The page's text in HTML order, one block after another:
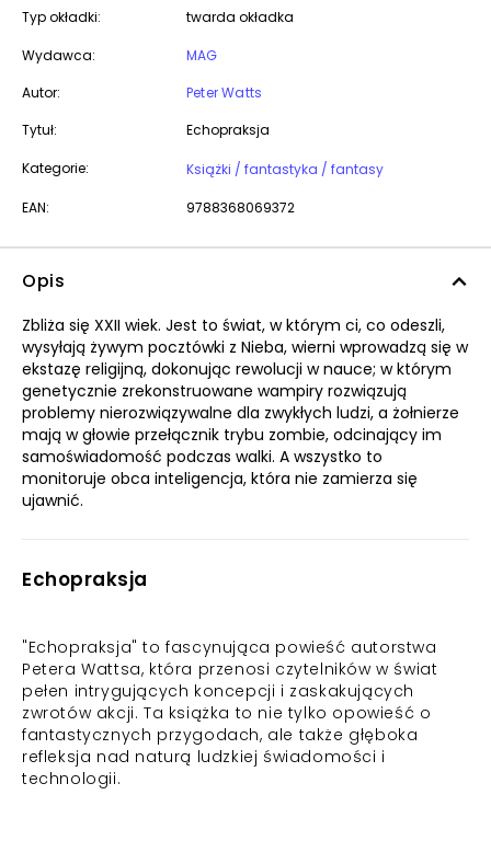
Typ okładki: twarda okładka
Wydawca:
MAG
Autor:
Peter Watts
Tytuł:
Echopraksja
Kategorie: Książki / fantastyka / fantasy
EAN: 9788368069372
Opis
Zbliża się XXII wiek. Jest to świat, w którym ci, co odeszli,
wysyłają żywym pocztówki z Nieba, wierni wprowadzą się w
ekstazę religijną, dokonując rewolucji w nauce; w którym
genetycznie zrekonstruowane wampiry rozwiązują
problemy nierozwiązywalne dla zwykłych ludzi, a żołnierze
mają w głowie przełącznik trybu zombie, odcinający im
samoświadomość podczas walki. A wszystko to
monitoruje obca inteligencja, która nie zamierza się
ujawnić.
Echopraksja
"Echopraksja" to fascynująca powieść autorstwa
Petera Wattsa, która przenosi czytelników w świat
pełen intrygujących koncepcji i zaskakujących
zwrotów akcji. Ta książka to nie tylko opowieść o
fantastycznych przygodach, ale także głęboka
refleksja nad naturą ludzkiej świadomości i
technologii.